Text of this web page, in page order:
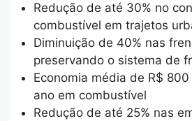
Redução de até 30% no
combustível em trajetos
Diminuição de 40% nas
preservando o sistema de
Economia média de R$
ano em combustível
Redução de até 25% nas